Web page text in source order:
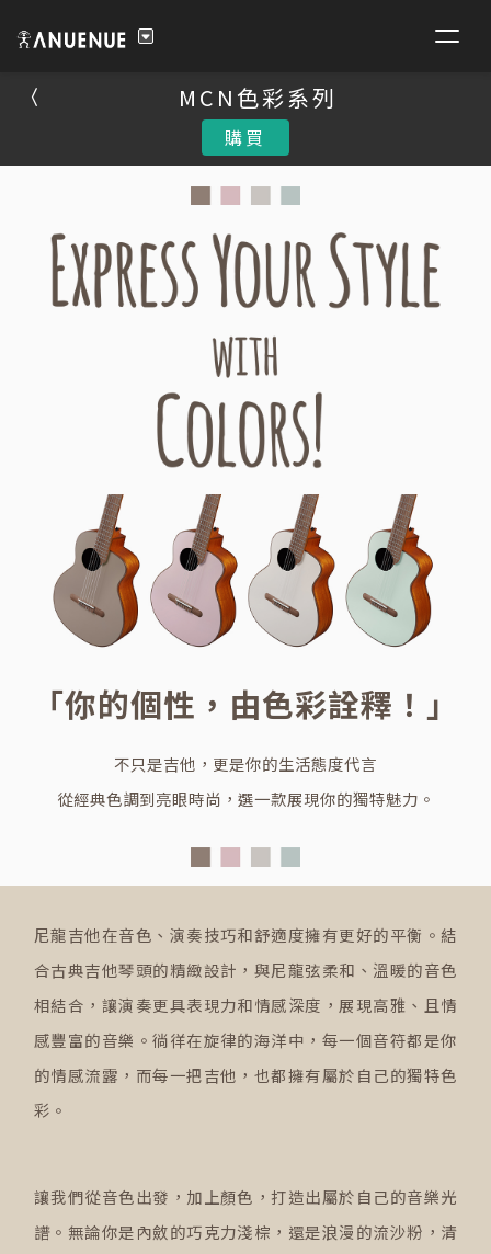
MCN色彩系列
購買
MCN色彩系列
購買
「你的個性，由色彩詮釋！」
不只是吉他，更是你的生活態度代言
從經典色調到亮眼時尚，選一款展現你的獨特魅力。
尼龍吉他在音色、演奏技巧和舒適度擁有更好的平衡。結
合古典吉他琴頭的精緻設計，與尼龍弦柔和、溫暖的音色
相結合，讓演奏更具表現力和情感深度，展現高雅、且情
感豐富的音樂。徜徉在旋律的海洋中，每一個音符都是你
的情感流露，而每一把吉他，也都擁有屬於自己的獨特色
彩。
讓我們從音色出發，加上顏色，打造出屬於自己的音樂光
譜。無論你是內斂的巧克力淺棕，還是浪漫的流沙粉，清